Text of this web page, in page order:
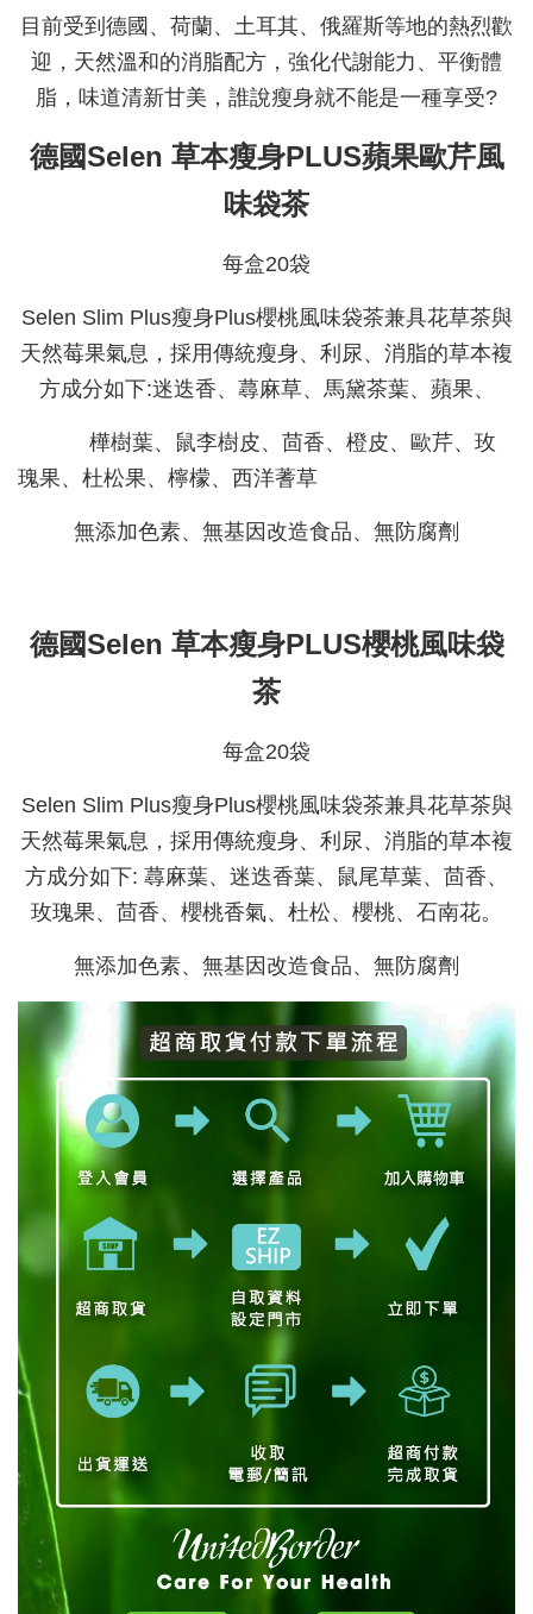
目前受到德國、荷蘭、土耳其、俄羅斯等地的熱烈歡
迎，天然溫和的消脂配方，強化代謝能力、平衡體
脂，味道清新甘美，誰說瘦身就不能是一種享受?
德國Selen 草本瘦身PLUS蘋果歐芹風
味袋茶
每盒20袋
Selen Slim Plus瘦身Plus櫻桃風味袋茶兼具花草茶與
天然莓果氣息，採用傳統瘦身、利尿、消脂的草本複
方成分如下:迷迭香、蕁麻草、馬黛茶葉、蘋果、
樺樹葉、鼠李樹皮、茴香、橙皮、歐芹、玫
瑰果、杜松果、檸檬、西洋蓍草
無添加色素、無基因改造食品、無防腐劑
德國Selen 草本瘦身PLUS櫻桃風味袋
茶
每盒20袋
Selen Slim Plus瘦身Plus櫻桃風味袋茶兼具花草茶與
天然莓果氣息，採用傳統瘦身、利尿、消脂的草本複
方成分如下: 蕁麻葉、迷迭香葉、鼠尾草葉、茴香、
玫瑰果、茴香、櫻桃香氣、杜松、櫻桃、石南花。
無添加色素、無基因改造食品、無防腐劑